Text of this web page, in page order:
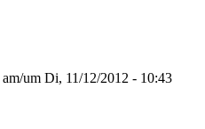
am/um Di, 11/12/2012 - 10:43